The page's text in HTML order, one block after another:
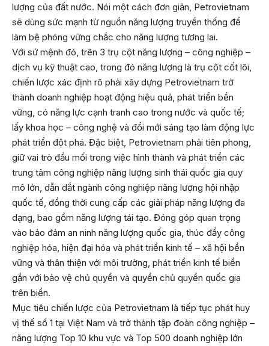
lượng của đất nước. Nói một cách đơn giản, Petrovietnam
sẽ dùng sức mạnh từ nguồn năng lượng truyền thống để
làm bệ phóng vững chắc cho năng lượng tương lai.
Với sứ mệnh đó, trên 3 trụ cột năng lượng – công nghiệp –
dịch vụ kỹ thuật cao, trong đó năng lượng là trụ cột cốt lõi,
chiến lược xác định rõ phải xây dựng Petrovietnam trở
thành doanh nghiệp hoạt động hiệu quả, phát triển bền
vững, có năng lực cạnh tranh cao trong nước và quốc tế;
lấy khoa học – công nghệ và đổi mới sáng tạo làm động lực
phát triển đột phá. Đặc biệt, Petrovietnam phải tiên phong,
giữ vai trò đầu mối trong việc hình thành và phát triển các
trung tâm công nghiệp năng lượng sinh thái quốc gia quy
mô lớn, dẫn dắt ngành công nghiệp năng lượng hội nhập
quốc tế, đồng thời cung cấp các giải pháp năng lượng đa
dạng, bao gồm năng lượng tái tạo. Đóng góp quan trọng
vào bảo đảm an ninh năng lượng quốc gia, thúc đẩy công
nghiệp hóa, hiện đại hóa và phát triển kinh tế – xã hội bền
vững và thân thiện với môi trường, phát triển kinh tế biển
gắn với bảo vệ chủ quyền và quyền chủ quyền quốc gia
trên biển.
Mục tiêu chiến lược của Petrovietnam là tiếp tục phát huy
vị thế số 1 tại Việt Nam và trở thành tập đoàn công nghiệp –
năng lượng Top 10 khu vực và Top 500 doanh nghiệp lớn